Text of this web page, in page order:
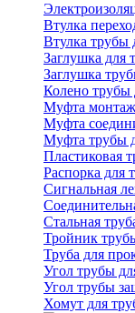
Втулка
Втулка трубы
Заглушка для
Заглушка
Колено трубы
Муфта
Муфта
Муфта трубы
Пластиковая
Распорка для
Сигнальная
Стальная
Тройник
Труба для
Угол трубы
Угол трубы
Хомут для